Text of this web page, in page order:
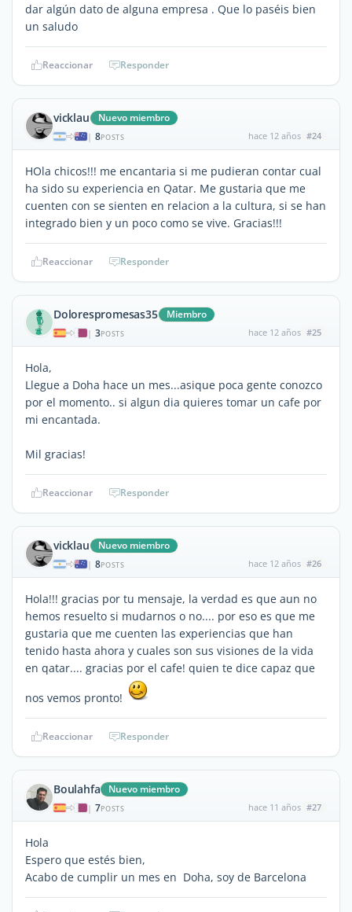
dar algún dato de alguna empresa . Que lo paséis bien
un saludo
Reaccionar Responder
vicklau Nuevo miembro
| 8POSTS hace 12 años #24
HOla chicos!!! me encantaria si me pudieran contar cual
ha sido su experiencia en Qatar. Me gustaria que me
cuenten con se sienten en relacion a la cultura, si se han
integrado bien y un poco como se vive. Gracias!!!
Reaccionar Responder
Dolorespromesas35 Miembro
| 3POSTS hace 12 años #25
Hola,
Llegue a Doha hace un mes...asique poca gente conozco
por el momento.. si algun dia quieres tomar un cafe por
mi encantada.
Mil gracias!
Reaccionar Responder
vicklau Nuevo miembro
| 8POSTS hace 12 años #26
Hola!!! gracias por tu mensaje, la verdad es que aun no
hemos resuelto si mudarnos o no.... por eso es que me
gustaria que me cuenten las experiencias que han
tenido hasta ahora y cuales son sus visiones de la vida
en qatar.... gracias por el cafe! quien te dice capaz que
nos vemos pronto!
Reaccionar Responder
Boulahfa Nuevo miembro
| 7POSTS hace 11 años #27
Hola
Espero que estés bien,
Acabo de cumplir un mes en Doha, soy de Barcelona